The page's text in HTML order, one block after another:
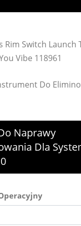
Rim Switch Launch
Vibe 118961
Do
Naprawy
Dla